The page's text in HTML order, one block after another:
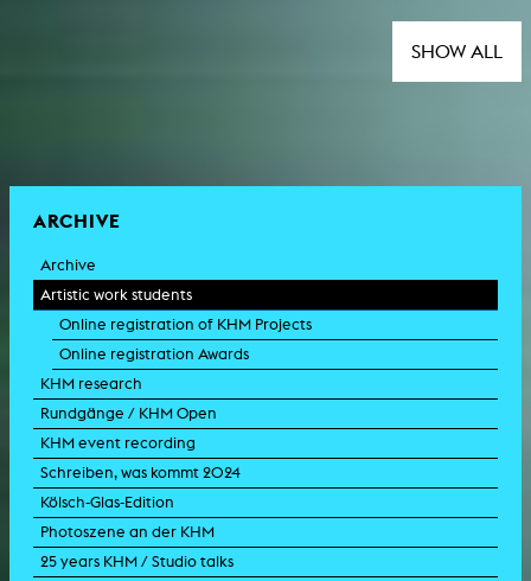
SHOW ALL
ARCHIVE
Archive
Artistic work students
Online registration of KHM Projects
Online registration Awards
KHM research
Rundgänge / KHM Open
KHM event recording
Schreiben, was kommt 2024
Kölsch-Glas-Edition
Photoszene an der KHM
25 years KHM / Studio talks